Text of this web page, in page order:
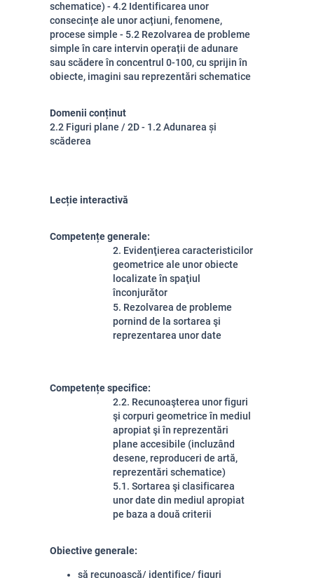
schematice) - 4.2 Identificarea unor
consecințe ale unor acțiuni, fenomene,
procese simple - 5.2 Rezolvarea de probleme
simple în care intervin operații de adunare
sau scădere în concentrul 0-100, cu sprijin în
obiecte, imagini sau reprezentări schematice
Domenii conținut
2.2 Figuri plane / 2D - 1.2 Adunarea și
scăderea
Lecție interactivă
Competențe generale:
2. Evidenţierea caracteristicilor
geometrice ale unor obiecte
localizate în spaţiul
înconjurător
5. Rezolvarea de probleme
pornind de la sortarea şi
reprezentarea unor date
Competențe specifice:
2.2. Recunoaşterea unor figuri
şi corpuri geometrice în mediul
apropiat şi în reprezentări
plane accesibile (incluzând
desene, reproduceri de artă,
reprezentări schematice)
5.1. Sortarea şi clasificarea
unor date din mediul apropiat
pe baza a două criterii
Obiective generale:
să recunoască/ identifice/ figuri